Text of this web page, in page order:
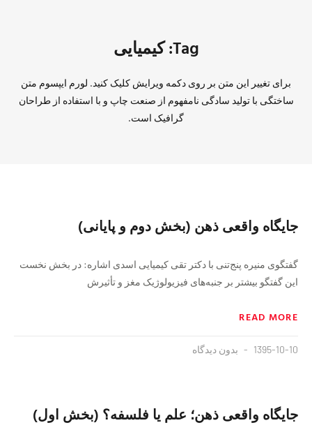
Tag: کیمیایی
برای تغییر این متن بر روی دکمه ویرایش کلیک کنید. لورم ایپسوم متن
ساختگی با تولید سادگی نامفهوم از صنعت چاپ و با استفاده از طراحان
گرافیک است.
جایگاه واقعی ذهن (بخش دوم و پایانی)
گفتگوی منیره پنج‌تنی با دکتر تقی کیمیایی اسدی اشاره: در بخش نخست
این گفتگو بیشتر بر جنبه‌های فیزیولوژیک مغز و تأثیرش
READ MORE
1395-10-10 بدون دیدگاه
جایگاه واقعی ذهن؛ علم یا فلسفه؟ (بخش اول)